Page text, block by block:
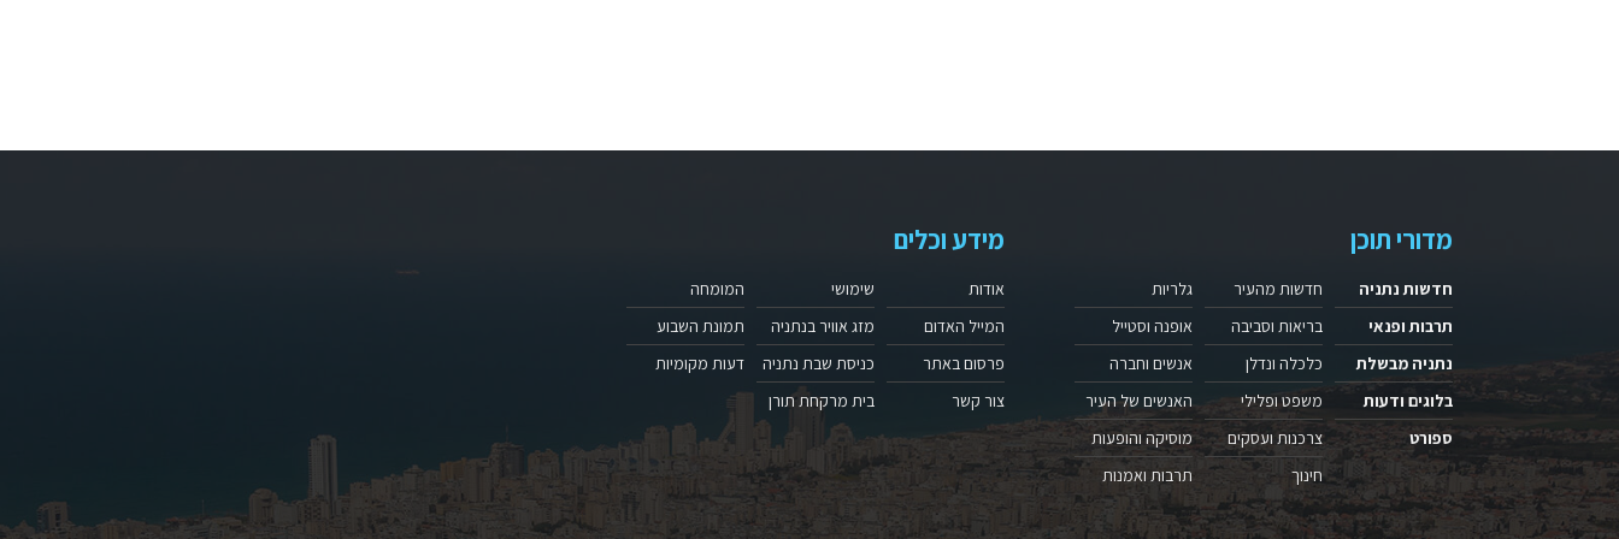
מדורי תוכן
חדשות נתניה
תרבות ופנאי
נתניה מבשלת
בלוגים ודעות
ספורט
חדשות מהעיר
בריאות וסביבה
כלכלה ונדלן
משפט ופלילי
צרכנות ועסקים
חינוך
גלריות
אופנה וסטייל
אנשים וחברה
האנשים של העיר
מוסיקה והופעות
תרבות ואמנות
מידע וכלים
אודות
המייל האדום
פרסום באתר
צור קשר
שימושי
מזג אוויר בנתניה
כניסת שבת נתניה
בית מרקחת תורן
המומחה
תמונת השבוע
דעות מקומיות